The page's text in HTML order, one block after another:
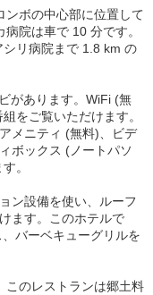
ンボの中心部に位置して
院は車で 10 分です。
リ病院まで 1.8 km の
があります。WiFi (無
をご覧いただけます。
メニティ (無料)、ビデ
ボックス (ノートパソ
。
ン設備を使い、ルーフ
ます。このホテルで
バーベキューグリルを
このレストランは郷土料